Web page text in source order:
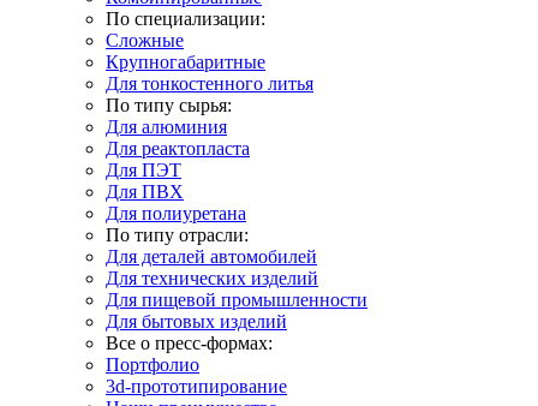
По специализации:
Сложные
Крупногабаритные
Для тонкостенного литья
По типу сырья:
Для алюминия
Для реактопласта
Для ПЭТ
Для ПВХ
Для полиуретана
По типу отрасли:
Для деталей автомобилей
Для технических изделий
Для пищевой промышленности
Для бытовых изделий
Все о пресс-формах:
Портфолио
3d-прототипирование